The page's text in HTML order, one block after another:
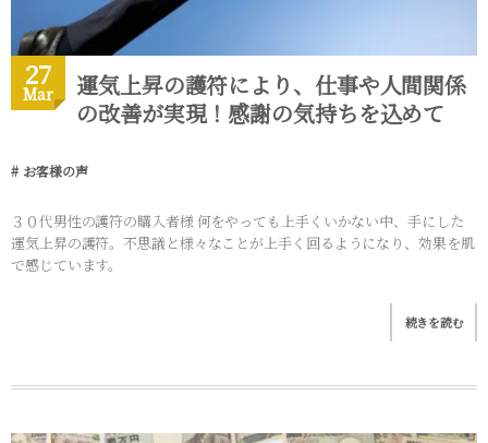
27
Mar
運気上昇の護符により、仕事や人間関係
の改善が実現！感謝の気持ちを込めて
お客様の声
３０代男性の護符の購入者様 何をやっても上手くいかない中、手にした
運気上昇の護符。不思議と様々なことが上手く回るようになり、効果を肌
で感じています。
続きを読む